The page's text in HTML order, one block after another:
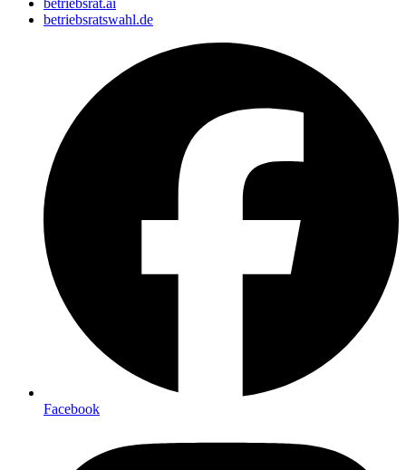
betriebsratswahl.de
Facebook